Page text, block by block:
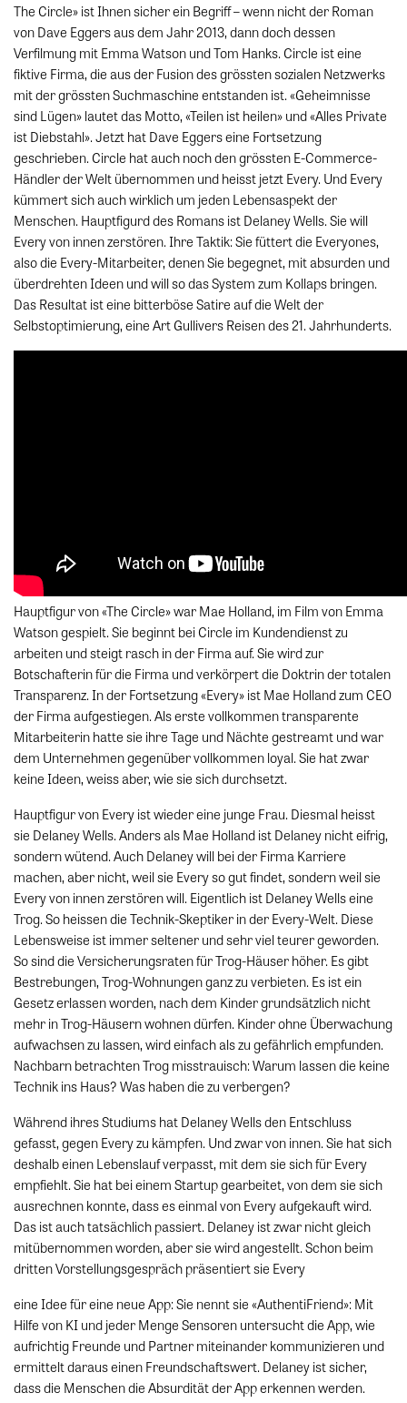
The Circle» ist Ihnen sicher ein Begriff – wenn nicht der Roman
von Dave Eggers aus dem Jahr 2013, dann doch dessen
Verfilmung mit Emma Watson und Tom Hanks. Circle ist eine
fiktive Firma, die aus der Fusion des grössten sozialen Netzwerks
mit der grössten Suchmaschine entstanden ist. «Geheimnisse
sind Lügen» lautet das Motto, «Teilen ist heilen» und «Alles Private
ist Diebstahl». Jetzt hat Dave Eggers eine Fortsetzung
geschrieben. Circle hat auch noch den grössten E-Commerce-
Händler der Welt übernommen und heisst jetzt Every. Und Every
kümmert sich auch wirklich um jeden Lebensaspekt der
Menschen. Hauptfigurd des Romans ist Delaney Wells. Sie will
Every von innen zerstören. Ihre Taktik: Sie füttert die Everyones,
also die Every-Mitarbeiter, denen Sie begegnet, mit absurden und
überdrehten Ideen und will so das System zum Kollaps bringen.
Das Resultat ist eine bitterböse Satire auf die Welt der
Selbstoptimierung, eine Art Gullivers Reisen des 21. Jahrhunderts.
Hauptfigur von «The Circle» war Mae Holland, im Film von Emma
Watson gespielt. Sie beginnt bei Circle im Kundendienst zu
arbeiten und steigt rasch in der Firma auf. Sie wird zur
Botschafterin für die Firma und verkörpert die Doktrin der totalen
Transparenz. In der Fortsetzung «Every» ist Mae Holland zum CEO
der Firma aufgestiegen. Als erste vollkommen transparente
Mitarbeiterin hatte sie ihre Tage und Nächte gestreamt und war
dem Unternehmen gegenüber vollkommen loyal. Sie hat zwar
keine Ideen, weiss aber, wie sie sich durchsetzt.
Hauptfigur von Every ist wieder eine junge Frau. Diesmal heisst
sie Delaney Wells. Anders als Mae Holland ist Delaney nicht eifrig,
sondern wütend. Auch Delaney will bei der Firma Karriere
machen, aber nicht, weil sie Every so gut findet, sondern weil sie
Every von innen zerstören will. Eigentlich ist Delaney Wells eine
Trog. So heissen die Technik-Skeptiker in der Every-Welt. Diese
Lebensweise ist immer seltener und sehr viel teurer geworden.
So sind die Versicherungsraten für Trog-Häuser höher. Es gibt
Bestrebungen, Trog-Wohnungen ganz zu verbieten. Es ist ein
Gesetz erlassen worden, nach dem Kinder grundsätzlich nicht
mehr in Trog-Häusern wohnen dürfen. Kinder ohne Überwachung
aufwachsen zu lassen, wird einfach als zu gefährlich empfunden.
Nachbarn betrachten Trog misstrauisch: Warum lassen die keine
Technik ins Haus? Was haben die zu verbergen?
Während ihres Studiums hat Delaney Wells den Entschluss
gefasst, gegen Every zu kämpfen. Und zwar von innen. Sie hat sich
deshalb einen Lebenslauf verpasst, mit dem sie sich für Every
empfiehlt. Sie hat bei einem Startup gearbeitet, von dem sie sich
ausrechnen konnte, dass es einmal von Every aufgekauft wird.
Das ist auch tatsächlich passiert. Delaney ist zwar nicht gleich
mitübernommen worden, aber sie wird angestellt. Schon beim
dritten Vorstellungsgespräch präsentiert sie Every
eine Idee für eine neue App: Sie nennt sie «AuthentiFriend»: Mit
Hilfe von KI und jeder Menge Sensoren untersucht die App, wie
aufrichtig Freunde und Partner miteinander kommunizieren und
ermittelt daraus einen Freundschaftswert. Delaney ist sicher,
dass die Menschen die Absurdität der App erkennen werden.